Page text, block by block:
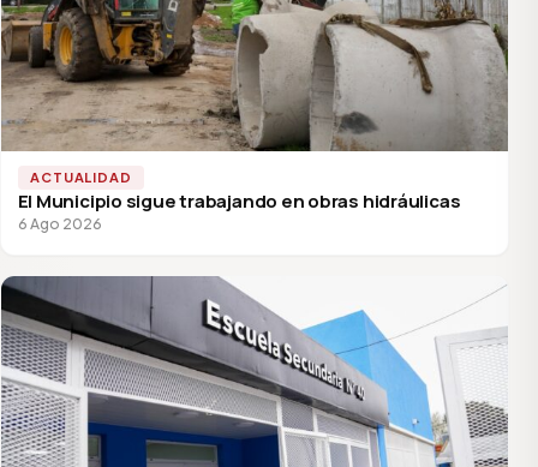
ACTUALIDAD
El Municipio sigue trabajando en obras hidráulicas
6 Ago 2026